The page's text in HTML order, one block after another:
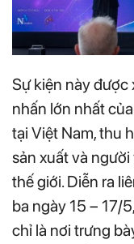
Sự kiện này được
nhấn lớn nhất
tại Việt Nam, thu
sản xuất và
thế giới. Diễn ra
ba ngày 15 – 17/5,
chỉ là nơi trưng